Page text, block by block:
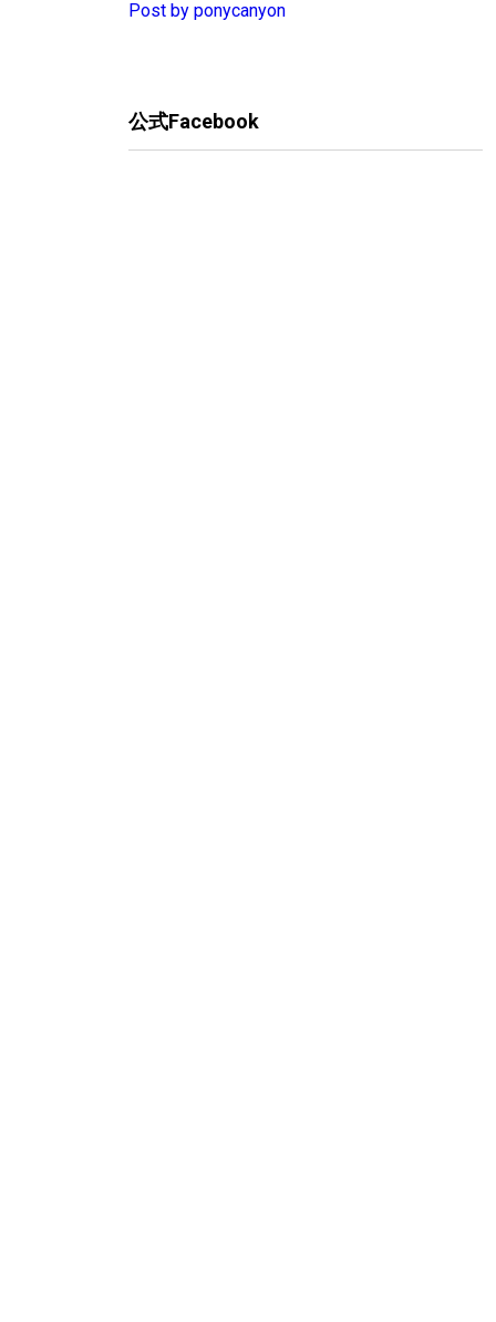
Post by ponycanyon
公式Facebook